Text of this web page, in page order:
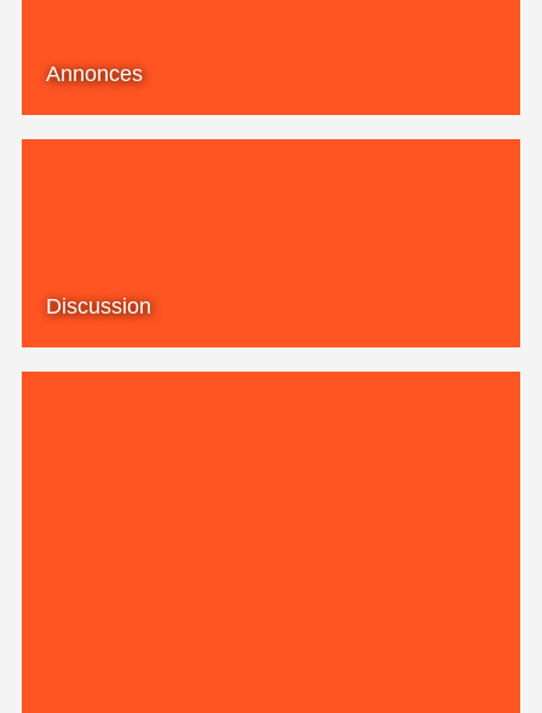
Annonces
Discussion